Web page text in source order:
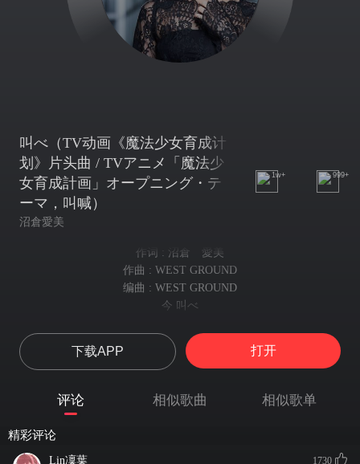
叫べ（TV动画《魔法少女育成计
划》片头曲 / TVアニメ「魔法少
女育成計画」オープニング・テ
ーマ，叫喊）
沼倉愛美
1w+ 999+
作词 : 沼倉 愛美
作曲 : WEST GROUND
编曲 : WEST GROUND
今 叫べ
見つめてる 嘘ばかりの世界
注视着 充满谎言的世界
描いてる アイという暗闇
描绘着 所谓「爱」的黑暗
心をなくしても
下载APP 打开
评论 相似歌曲 相似歌单
精彩评论
Lin凜葉 1730